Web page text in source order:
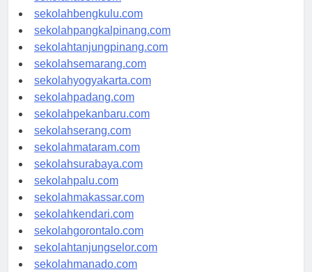
sekolahaceh.com
sekolahbengkulu.com
sekolahpangkalpinang.com
sekolahtanjungpinang.com
sekolahsemarang.com
sekolahyogyakarta.com
sekolahpadang.com
sekolahpekanbaru.com
sekolahserang.com
sekolahmataram.com
sekolahsurabaya.com
sekolahpalu.com
sekolahmakassar.com
sekolahkendari.com
sekolahgorontalo.com
sekolahtanjungselor.com